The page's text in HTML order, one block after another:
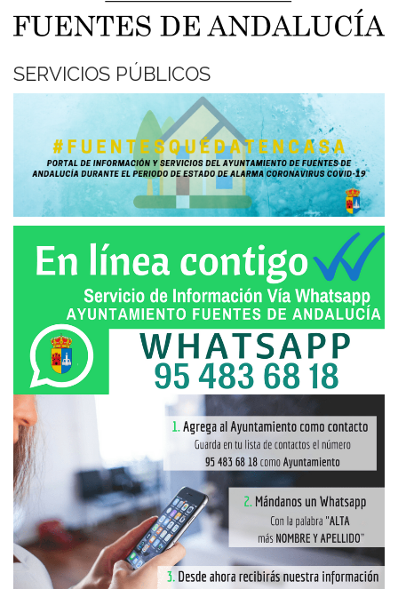
SERVICIOS PÚBLICOS